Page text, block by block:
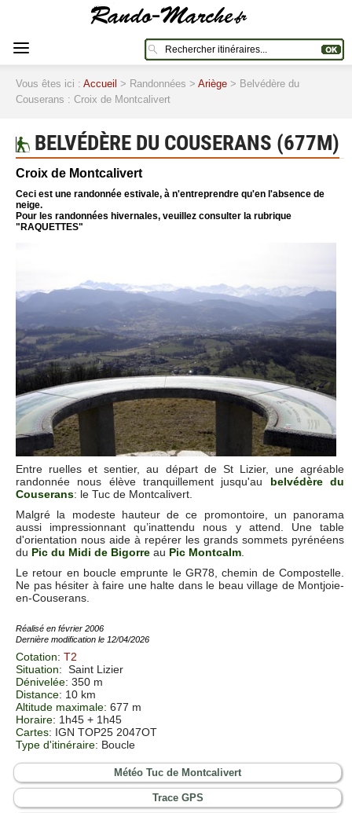
Vous êtes ici : Accueil > Randonnées > Ariège > Belvédère du
Couserans : Croix de Montcalivert
BELVÉDÈRE DU COUSERANS (677M)
Croix de Montcalivert
Ceci est une randonnée estivale, à n'entreprendre qu'en l'absence de
neige.
Pour les randonnées hivernales, veuillez consulter la rubrique
"RAQUETTES"
Entre ruelles et sentier, au départ de St Lizier, une agréable
randonnée nous élève tranquillement jusqu'au belvédère du
Couserans: le Tuc de Montcalivert.
Malgré la modeste hauteur de ce promontoire, un panorama
aussi impressionnant qu’inattendu nous y attend. Une table
d'orientation nous aide à repérer les grands sommets pyrénéens
du Pic du Midi de Bigorre au Pic Montcalm
Le retour en boucle emprunte le GR78, chemin de Compostelle.
Ne pas hésiter à faire une halte dans le beau village de Montjoie-
en-Couserans.
Réalisé en février 2006
Dernière modification le 12/04/2026
Cotation: T2
Situation: Saint Lizier
Dénivelée: 350 m
Distance: 10 km
Altitude maximale: 677 m
Horaire: 1h45 + 1h45
Cartes: IGN TOP25 2047OT
Type d'itinéraire: Boucle
Météo Tuc de Montcalivert
Trace GPS